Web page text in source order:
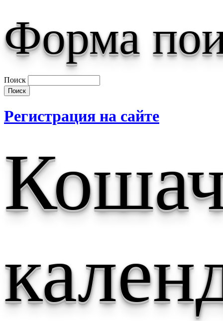
Форма
Поиск
Регистрация на сайте